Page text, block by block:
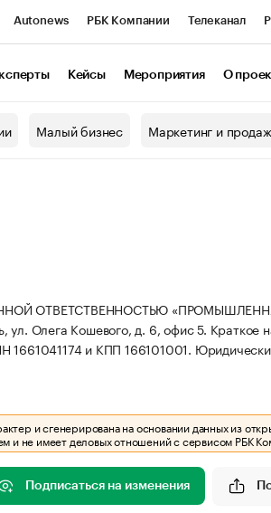
Autonews РБК Компании Телеканал
Кейсы Мероприятия О
Малый бизнес Маркетинг и
ОТВЕТСТВЕННОСТЬЮ «ПРОМЫШЛЕННАЯ
ул. Олега Кошевого, д. 6, офис 5. Краткое
1661041174 и КПП 166101001.
и сгенерирована на основании данных из
и не имеет деловых отношений с сервисом РБК
Подписаться на изменения